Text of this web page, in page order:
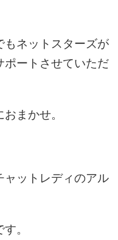
もネットスターズが
ポートさせていただ
まかせ。
ャットレディのアル
。